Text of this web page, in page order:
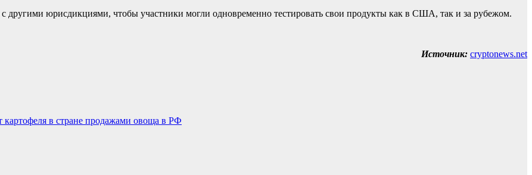
другими юрисдикциями, чтобы участники могли одновременно тестировать свои продукты как в США, так и за рубежом.
Источник: cryptonews.net
в стране продажами овоща в РФ